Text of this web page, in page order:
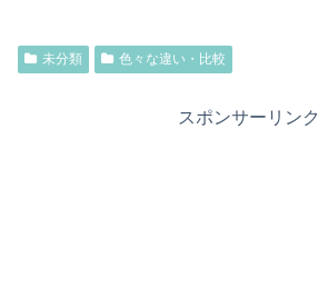
未分類 色々な違い・比較
スポンサーリンク